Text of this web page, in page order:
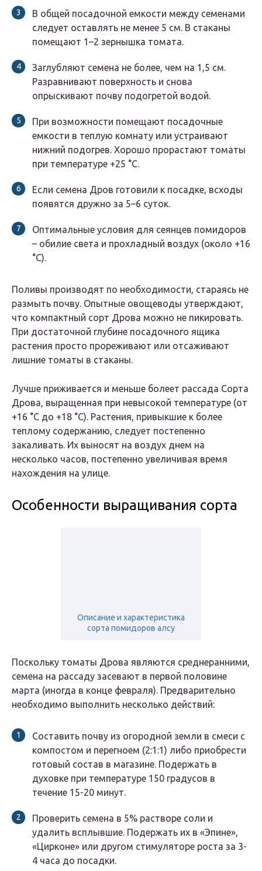
В общей посадочной емкости между семенами
следует оставлять не менее 5 см. В стаканы
помещают 1–2 зернышка томата.
Заглубляют семена не более, чем на 1,5 см.
Разравнивают поверхность и снова
опрыскивают почву подогретой водой.
При возможности помещают посадочные
емкости в теплую комнату или устраивают
нижний подогрев. Хорошо прорастают томаты
при температуре +25 °C.
Если семена Дров готовили к посадке, всходы
появятся дружно за 5–6 суток.
Оптимальные условия для сеянцев помидоров
– обилие света и прохладный воздух (около +16
°C).
Поливы производят по необходимости, стараясь не
размыть почву. Опытные овощеводы утверждают,
что компактный сорт Дрова можно не пикировать.
При достаточной глубине посадочного ящика
растения просто прореживают или отсаживают
лишние томаты в стаканы.
Лучше приживается и меньше болеет рассада Сорта
Дрова, выращенная при невысокой температуре (от
+16 °С до +18 °С). Растения, привыкшие к более
теплому содержанию, следует постепенно
закаливать. Их выносят на воздух днем на
несколько часов, постепенно увеличивая время
нахождения на улице.
Особенности выращивания сорта
Описание и характеристика
сорта помидоров алсу
Поскольку томаты Дрова являются среднеранними,
семена на рассаду засевают в первой половине
марта (иногда в конце февраля). Предварительно
необходимо выполнить несколько действий:
Составить почву из огородной земли в смеси с
компостом и перегноем (2:1:1) либо приобрести
готовый состав в магазине. Подержать в
духовке при температуре 150 градусов в
течение 15-20 минут.
Проверить семена в 5% растворе соли и
удалить всплывшие. Подержать их в «Эпине»,
«Цирконе» или другом стимуляторе роста за 3-
4 часа до посадки.